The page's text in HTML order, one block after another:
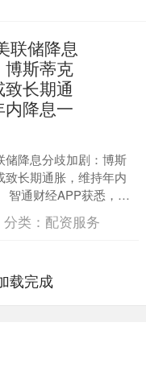
联储降息
博斯蒂克
长期通
内降息一
储降息分歧加剧：博斯
致长期通胀，维持年内
智通财经APP获悉，亚
银行行长拉斐尔·博斯蒂
持今....
分类： 配资服务
载完成